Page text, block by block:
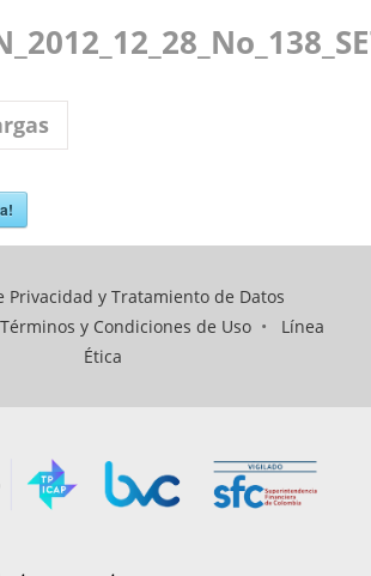
Privacidad y Tratamiento de Datos
Términos y Condiciones de Uso• Línea
Ética